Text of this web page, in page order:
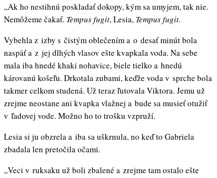
,,Ak ho nestihnú poskladať dokopy, kým sa umyjem, tak nie.
Nemôžeme čakať. Tempus fugit, Lesia, Tempus fugit.
Vybehla z izby s čistým oblečením a o desať minút bola
naspäť a z jej dlhých vlasov ešte kvapkala voda. Na sebe
mala iba hnedé khaki nohavice, biele tielko a hnedú
károvanú košeľu. Drkotala zubami, keďže voda v sprche bola
takmer celkom studená. Už teraz ľutovala Viktora. Jemu už
zrejme neostane ani kvapka vlažnej a bude sa musieť otužiť
v ľadovej vode. Možno ho to trošku vzpruží.
Lesia si ju obzrela a iba sa uškrnula, no keď to Gabriela
zbadala len pretočila očami.
,,Veci v ruksaku už boli zbalené a zrejme tam ostalo ešte